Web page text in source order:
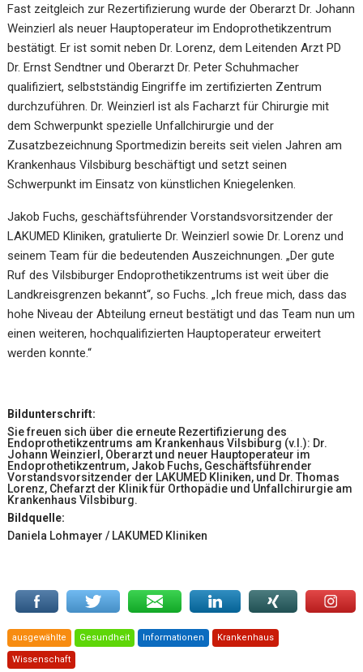
Fast zeitgleich zur Rezertifizierung wurde der Oberarzt Dr. Johann
Weinzierl als neuer Hauptoperateur im Endoprothetikzentrum
bestätigt. Er ist somit neben Dr. Lorenz, dem Leitenden Arzt PD
Dr. Ernst Sendtner und Oberarzt Dr. Peter Schuhmacher
qualifiziert, selbstständig Eingriffe im zertifizierten Zentrum
durchzuführen. Dr. Weinzierl ist als Facharzt für Chirurgie mit
dem Schwerpunkt spezielle Unfallchirurgie und der
Zusatzbezeichnung Sportmedizin bereits seit vielen Jahren am
Krankenhaus Vilsbiburg beschäftigt und setzt seinen
Schwerpunkt im Einsatz von künstlichen Kniegelenken.
Jakob Fuchs, geschäftsführender Vorstandsvorsitzender der
LAKUMED Kliniken, gratulierte Dr. Weinzierl sowie Dr. Lorenz und
seinem Team für die bedeutenden Auszeichnungen. „Der gute
Ruf des Vilsbiburger Endoprothetikzentrums ist weit über die
Landkreisgrenzen bekannt“, so Fuchs. „Ich freue mich, dass das
hohe Niveau der Abteilung erneut bestätigt und das Team nun um
einen weiteren, hochqualifizierten Hauptoperateur erweitert
werden konnte.“
Bildunterschrift:
Sie freuen sich über die erneute Rezertifizierung des
Endoprothetikzentrums am Krankenhaus Vilsbiburg (v.l.): Dr.
Johann Weinzierl, Oberarzt und neuer Hauptoperateur im
Endoprothetikzentrum, Jakob Fuchs, Geschäftsführender
Vorstandsvorsitzender der LAKUMED Kliniken, und Dr. Thomas
Lorenz, Chefarzt der Klinik für Orthopädie und Unfallchirurgie am
Krankenhaus Vilsbiburg.
Bildquelle:
Daniela Lohmayer / LAKUMED Kliniken
ausgewählte Gesundheit Informationen Krankenhaus
Wissenschaft